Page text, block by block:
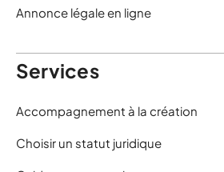
Annonce légale en ligne
Services
Accompagnement à la création
Choisir un statut juridique